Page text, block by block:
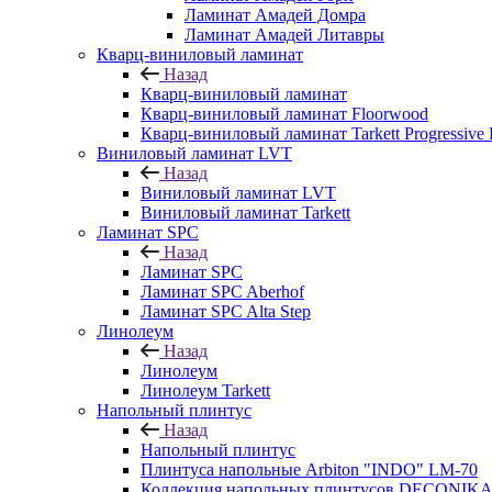
Ламинат Амадей Домра
Ламинат Амадей Литавры
Кварц-виниловый ламинат
Назад
Кварц-виниловый ламинат
Кварц-виниловый ламинат Floorwood
Кварц-виниловый ламинат Tarkett Progressive
Виниловый ламинат LVT
Назад
Виниловый ламинат LVT
Виниловый ламинат Tarkett
Ламинат SPC
Назад
Ламинат SPC
Ламинат SPC Aberhof
Ламинат SPC Alta Step
Линолеум
Назад
Линолеум
Линолеум Tarkett
Напольный плинтус
Назад
Напольный плинтус
Плинтуса напольные Arbiton "INDO" LM-70